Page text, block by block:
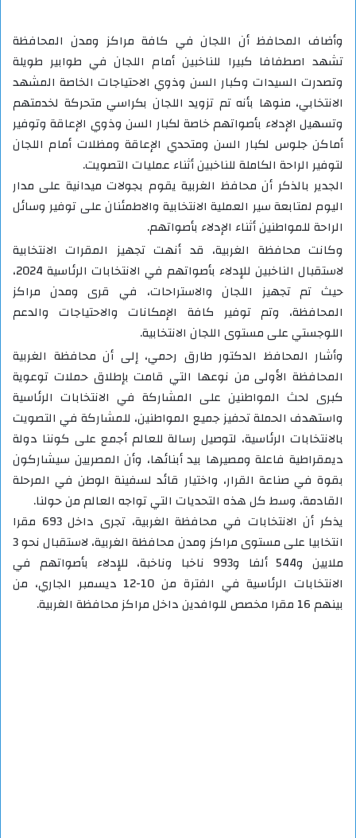
وأضاف المحافظ أن اللجان في كافة مراكز ومدن المحافظة
تشهد اصطفافا كبيرا للناخبين أمام اللجان في طوابير طويلة
وتصدرت السيدات وكبار السن وذوي الاحتياجات الخاصة المشهد
الانتخابي، منوها بأنه تم تزويد اللجان بكراسي متحركة لخدمتهم
وتسهيل الإدلاء بأصواتهم خاصة لكبار السن وذوي الإعاقة وتوفير
أماكن جلوس لكبار السن ومتحدي الإعاقة ومظلات أمام اللجان
لتوفير الراحة الكاملة للناخبين أثناء عمليات التصويت.
الجدير بالذكر أن محافظ الغربية يقوم بجولات ميدانية على مدار
اليوم لمتابعة سير العملية الانتخابية والاطمئنان على توفير وسائل
الراحة للمواطنين أثناء الإدلاء بأصواتهم.
وكانت محافظة الغربية، قد أنهت تجهيز المقرات الانتخابية
لاستقبال الناخبين للإدلاء بأصواتهم في الانتخابات الرئاسية 2024،
حيث تم تجهيز اللجان والاستراحات، في قرى ومدن مراكز
المحافظة، وتم توفير كافة الإمكانات والاحتياجات والدعم
اللوجستي على مستوى اللجان الانتخابية.
وأشار المحافظ الدكتور طارق رحمي، إلى أن محافظة الغربية
المحافظة الأولى من نوعها التي قامت بإطلاق حملات توعوية
كبرى لحث المواطنين على المشاركة في الانتخابات الرئاسية
واستهدف الحملة تحفيز جميع المواطنين، للمشاركة في التصويت
بالانتخابات الرئاسية، لتوصيل رسالة للعالم أجمع على كوننا دولة
ديمقراطية فاعلة ومصيرها بيد أبنائها، وأن المصريين سيشاركون
بقوة في صناعة القرار، واختيار قائد لسفينة الوطن في المرحلة
القادمة، وسط كل هذه التحديات التي تواجه العالم من حولنا.
يذكر أن الانتخابات في محافظة الغربية، تجرى داخل 693 مقرا
انتخابيا على مستوى مراكز ومدن محافظة الغربية، لاستقبال نحو 3
ملايين و544 ألفا و993 ناخبا وناخبة، للإدلاء بأصواتهم في
الانتخابات الرئاسية في الفترة من 10-12 ديسمبر الجاري، من
بينهم 16 مقرا مخصص للوافدين داخل مراكز محافظة الغربية.